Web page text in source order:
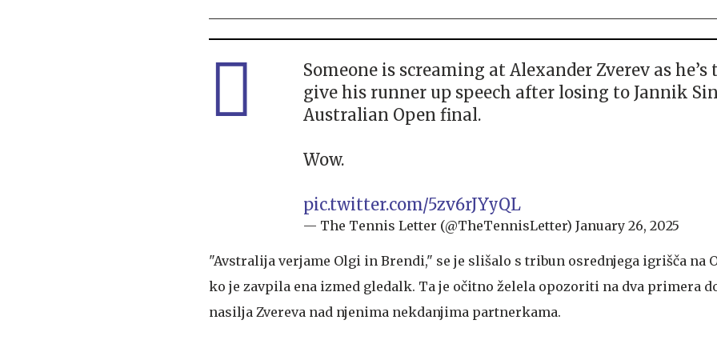
Someone is screaming at Alexander Zverev as
give his runner up speech after losing to Jannik
Australian Open final.
Wow.
pic.twitter.com/5zv6rJYyQL
— The Tennis Letter (@TheTennisLetter) January 26, 2025
"Avstralija verjame Olgi in Brendi," se je slišalo s tribun osrednjega igrišča na
ko je zavpila ena izmed gledalk. Ta je očitno želela opozoriti na dva primera
nasilja Zvereva nad njenima nekdanjima partnerkama.